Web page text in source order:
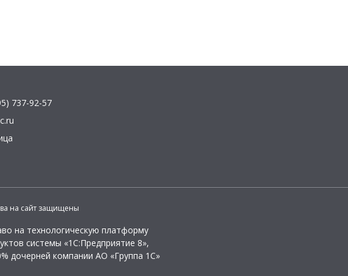
737-92-57
на сайт защищены
на технологическую платформу
системы «1С:Предприятие 8»,
дочерней компании АО «Группа 1С»